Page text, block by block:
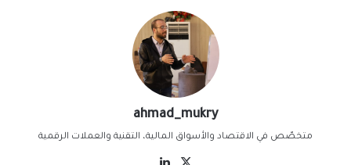
ahmad_mukry
متخصّص في الاقتصاد والأسواق المالية، التقنية والعملات الرقمية
‫X